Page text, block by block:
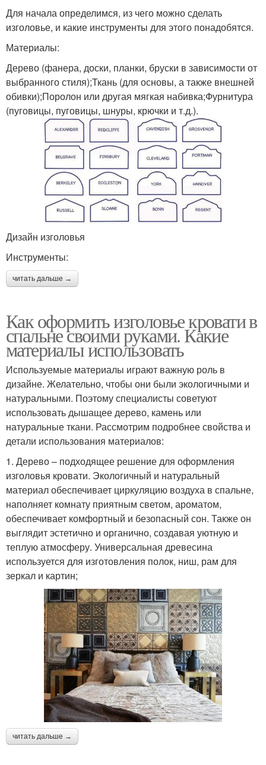
Для начала определимся, из чего можно сделать
изголовье, и какие инструменты для этого понадобятся.
Материалы:
Дерево (фанера, доски, планки, бруски в зависимости от
выбранного стиля);Ткань (для основы, а также внешней
обивки);Поролон или другая мягкая набивка;Фурнитура
(пуговицы, пуговицы, шнуры, крючки и т.д.).
Дизайн изголовья
Инструменты:
читать дальше →
Как оформить изголовье кровати в
спальне своими руками. Какие
материалы использовать
Используемые материалы играют важную роль в
дизайне. Желательно, чтобы они были экологичными и
натуральными. Поэтому специалисты советуют
использовать дышащее дерево, камень или
натуральные ткани. Рассмотрим подробнее свойства и
детали использования материалов:
1. Дерево – подходящее решение для оформления
изголовья кровати. Экологичный и натуральный
материал обеспечивает циркуляцию воздуха в спальне,
наполняет комнату приятным светом, ароматом,
обеспечивает комфортный и безопасный сон. Также он
выглядит эстетично и органично, создавая уютную и
теплую атмосферу. Универсальная древесина
используется для изготовления полок, ниш, рам для
зеркал и картин;
читать дальше →